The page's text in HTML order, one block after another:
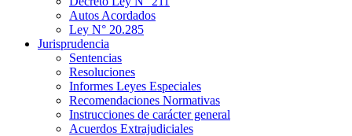
Autos Acordados
Ley N° 20.285
Jurisprudencia
Sentencias
Resoluciones
Informes Leyes Especiales
Recomendaciones Normativas
Instrucciones de carácter general
Acuerdos Extrajudiciales